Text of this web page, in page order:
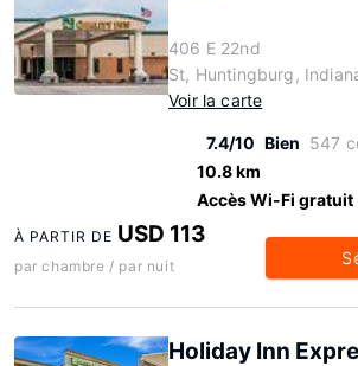
406 E 22nd
St, Huntingburg,
Voir la carte
7.4/10 Bien 547
10.8 km
Accès Wi-Fi gratuit
À PARTIR DE USD 113
par chambre / par nuit
Holiday Inn